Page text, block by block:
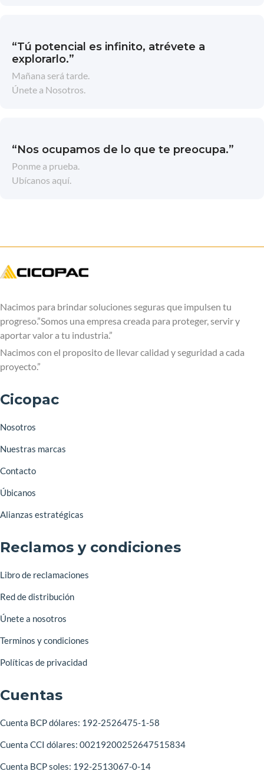
“Tú potencial es infinito, atrévete a
explorarlo.”
Mañana será tarde.
Únete a Nosotros.
“Nos ocupamos de lo que te preocupa.”
Ponme a prueba.
Ubícanos aquí.
Nacimos para brindar soluciones seguras que impulsen tu
progreso.”Somos una empresa creada para proteger, servir y
aportar valor a tu industria.”
Nacimos con el proposito de llevar calidad y seguridad a cada
proyecto.”
Cicopac
Nosotros
Nuestras marcas
Contacto
Úbicanos
Alianzas estratégicas
Reclamos y condiciones
Libro de reclamaciones
Red de distribución
Únete a nosotros
Terminos y condiciones
Políticas de privacidad
Cuentas
Cuenta BCP dólares: 192-2526475-1-58
Cuenta CCI dólares: 00219200252647515834
Cuenta BCP soles: 192-2513067-0-14